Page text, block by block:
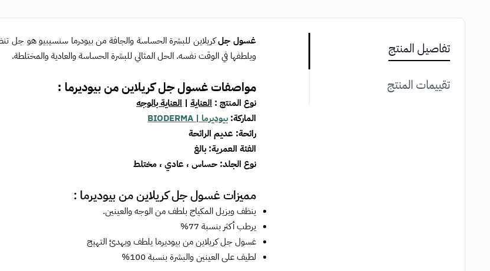
تفاصيل المنتج
تقييمات المنتج
غسول جلكريلاين للبشرة الحساسة والجافة من بيودرما سنسيبيو هو جل
ويلطفها في الوقت نفسه. الحل المثالي للبشرة الحساسة والعادية والمختلطة.
مواصفاتغسول جل كريلاين من بيوديرما :
نوع المنتج : العناية | العناية بالوجه
الماركة: بيوديرما | BIODERMA
رائحة: عديم الرائحة
الفئة العمرية: بالغ
نوع الجلد: حساس ، عادي ، مختلط
مميزاتغسول جل كريلاين من بيوديرما :
ينظف ويزيل المكياج بلطف من الوجه والعينين.
يرطب أكثر بنسبة 77%
غسول جل كريلاين من بيوديرما يلطف ويهدئ التهيج
لطيف على العينين والبشرة بنسبة 100%